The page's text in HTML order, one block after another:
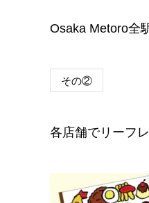
Osaka Metoro全
その②
各店舗でリーフ